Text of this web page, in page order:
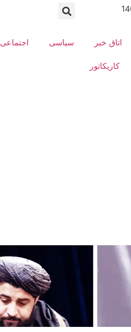
اتاق خبر سیاسی اجتماعی
کاریکاتور